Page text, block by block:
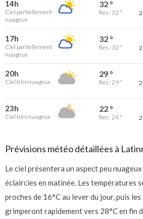
14h
Ciel partiellement
nuageux
32 °
Res : 32 °
17h
Ciel partiellement
nuageux
32 °
Res : 32 °
20h
Ciel très nuageux
29 °
Res : 29 °
23h
Ciel très nuageux
22 °
Res : 24 °
Prévisions météo détaillées à
Le ciel présentera un aspect peu
éclaircies en matinée. Les températures
proches de 16°C au lever du jour, puis
grimperont rapidement vers 28°C en fin